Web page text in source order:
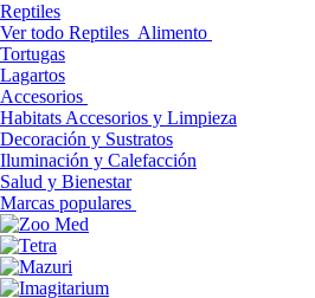
Reptiles
Ver todo Reptiles Alimento
Tortugas
Lagartos
Accesorios
Habitats Accesorios y Limpieza
Decoración y Sustratos
Iluminación y Calefacción
Salud y Bienestar
Marcas populares